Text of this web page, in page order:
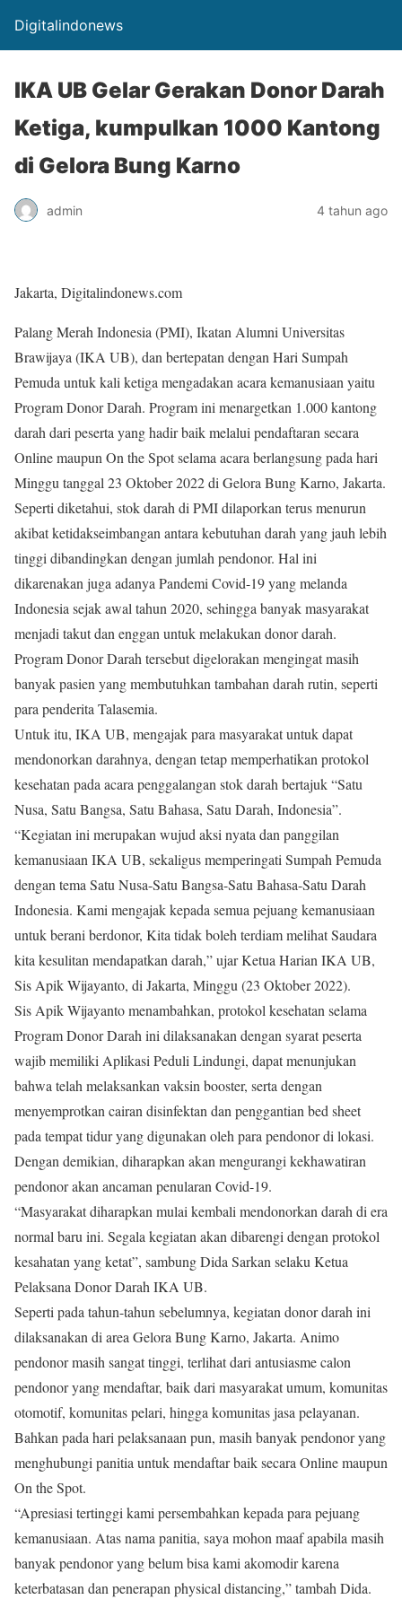
Digitalindonews
IKA UB Gelar Gerakan Donor Darah
Ketiga, kumpulkan 1000 Kantong
di Gelora Bung Karno
admin 4 tahun ago
Jakarta, Digitalindonews.com
Palang Merah Indonesia (PMI), Ikatan Alumni Universitas
Brawijaya (IKA UB), dan bertepatan dengan Hari Sumpah
Pemuda untuk kali ketiga mengadakan acara kemanusiaan yaitu
Program Donor Darah. Program ini menargetkan 1.000 kantong
darah dari peserta yang hadir baik melalui pendaftaran secara
Online maupun On the Spot selama acara berlangsung pada hari
Minggu tanggal 23 Oktober 2022 di Gelora Bung Karno, Jakarta.
Seperti diketahui, stok darah di PMI dilaporkan terus menurun
akibat ketidakseimbangan antara kebutuhan darah yang jauh lebih
tinggi dibandingkan dengan jumlah pendonor. Hal ini
dikarenakan juga adanya Pandemi Covid-19 yang melanda
Indonesia sejak awal tahun 2020, sehingga banyak masyarakat
menjadi takut dan enggan untuk melakukan donor darah.
Program Donor Darah tersebut digelorakan mengingat masih
banyak pasien yang membutuhkan tambahan darah rutin, seperti
para penderita Talasemia.
Untuk itu, IKA UB, mengajak para masyarakat untuk dapat
mendonorkan darahnya, dengan tetap memperhatikan protokol
kesehatan pada acara penggalangan stok darah bertajuk “Satu
Nusa, Satu Bangsa, Satu Bahasa, Satu Darah, Indonesia”.
“Kegiatan ini merupakan wujud aksi nyata dan panggilan
kemanusiaan IKA UB, sekaligus memperingati Sumpah Pemuda
dengan tema Satu Nusa-Satu Bangsa-Satu Bahasa-Satu Darah
Indonesia. Kami mengajak kepada semua pejuang kemanusiaan
untuk berani berdonor, Kita tidak boleh terdiam melihat Saudara
kita kesulitan mendapatkan darah,” ujar Ketua Harian IKA UB,
Sis Apik Wijayanto, di Jakarta, Minggu (23 Oktober 2022).
Sis Apik Wijayanto menambahkan, protokol kesehatan selama
Program Donor Darah ini dilaksanakan dengan syarat peserta
wajib memiliki Aplikasi Peduli Lindungi, dapat menunjukan
bahwa telah melaksankan vaksin booster, serta dengan
menyemprotkan cairan disinfektan dan penggantian bed sheet
pada tempat tidur yang digunakan oleh para pendonor di lokasi.
Dengan demikian, diharapkan akan mengurangi kekhawatiran
pendonor akan ancaman penularan Covid-19.
“Masyarakat diharapkan mulai kembali mendonorkan darah di era
normal baru ini. Segala kegiatan akan dibarengi dengan protokol
kesahatan yang ketat”, sambung Dida Sarkan selaku Ketua
Pelaksana Donor Darah IKA UB.
Seperti pada tahun-tahun sebelumnya, kegiatan donor darah ini
dilaksanakan di area Gelora Bung Karno, Jakarta. Animo
pendonor masih sangat tinggi, terlihat dari antusiasme calon
pendonor yang mendaftar, baik dari masyarakat umum, komunitas
otomotif, komunitas pelari, hingga komunitas jasa pelayanan.
Bahkan pada hari pelaksanaan pun, masih banyak pendonor yang
menghubungi panitia untuk mendaftar baik secara Online maupun
On the Spot.
“Apresiasi tertinggi kami persembahkan kepada para pejuang
kemanusiaan. Atas nama panitia, saya mohon maaf apabila masih
banyak pendonor yang belum bisa kami akomodir karena
keterbatasan dan penerapan physical distancing,” tambah Dida.